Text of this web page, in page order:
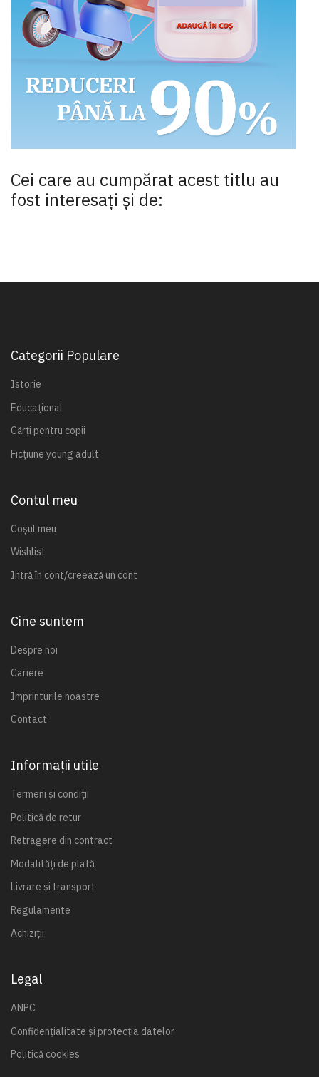
Cei care au cumpărat acest titlu au
fost interesaţi şi de:
Categorii Populare
Istorie
Educațional
Cărți pentru copii
Ficțiune young adult
Contul meu
Coșul meu
Wishlist
Intră în cont/creează un cont
Cine suntem
Despre noi
Cariere
Imprinturile noastre
Contact
Informații utile
Termeni și condiții
Politică de retur
Retragere din contract
Modalități de plată
Livrare și transport
Regulamente
Achiziții
Legal
ANPC
Confidențialitate și protecția datelor
Politică cookies